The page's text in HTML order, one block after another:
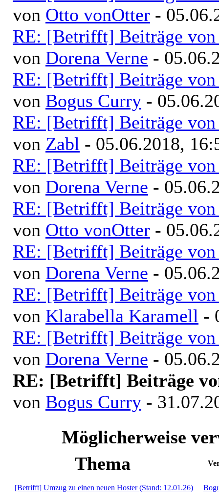
von Otto vonOtter -
RE: [Betrifft] Beiträge von
von Dorena Verne -
RE: [Betrifft] Beiträge von
von Bogus Curry -
RE: [Betrifft] Beiträge von
von Zabl - 05.06.2018,
RE: [Betrifft] Beiträge von
von Dorena Verne -
RE: [Betrifft] Beiträge von
von Otto vonOtter -
RE: [Betrifft] Beiträge von
von Dorena Verne -
RE: [Betrifft] Beiträge von
von Klarabella Karamell -
RE: [Betrifft] Beiträge von
von Dorena Verne -
RE: [Betrifft] Beiträge
von Bogus Curry -
Möglicherweise
Thema
[Betrifft] Umzug zu einen neuen Hoster (Stand: 12.01.26)